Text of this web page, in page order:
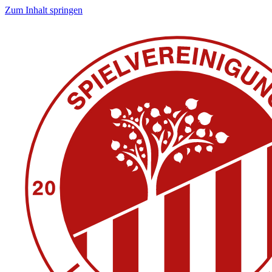
Zum Inhalt springen